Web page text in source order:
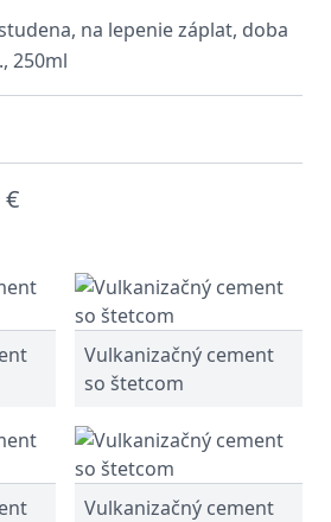
na lepenie záplat, doba
250ml
€
Vulkanizačný cement
so štetcom
Vulkanizačný cement